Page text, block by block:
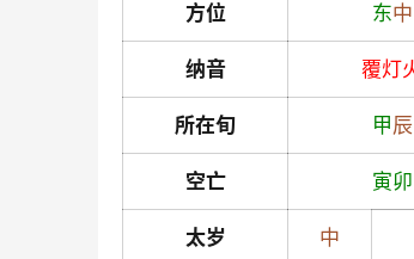
方位 东中
纳音 覆灯
所在旬 甲辰
空亡 寅卯
太岁 中